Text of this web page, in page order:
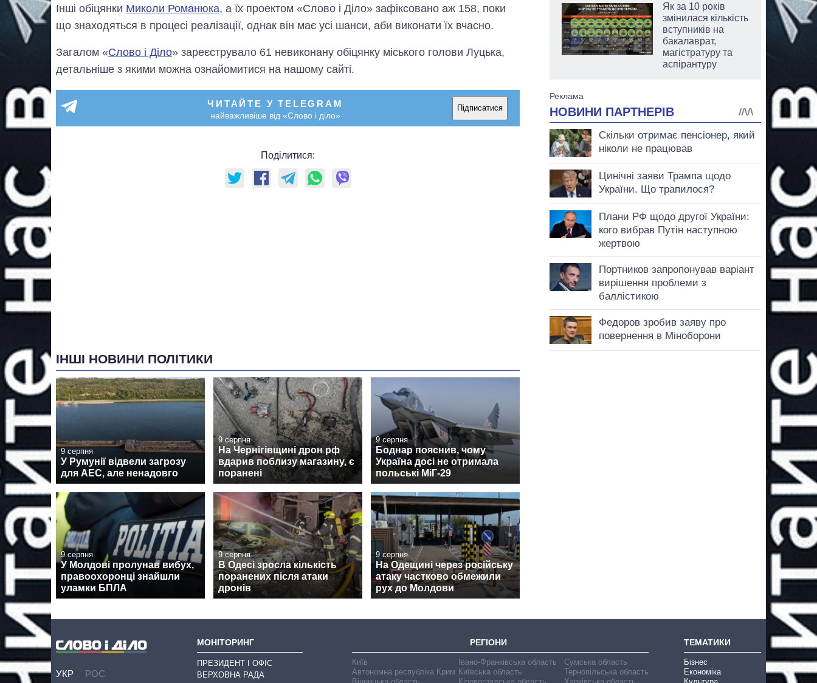
Інші обіцянки Миколи Романюка, а їх проектом «Слово і Діло» зафіксовано аж 158, поки
що знаходяться в процесі реалізації, однак він має усі шанси, аби виконати їх вчасно.
Загалом «Слово і Діло» зареєструвало 61 невиконану обіцянку міського голови Луцька,
детальніше з якими можна ознайомитися на нашому сайті.
ЧИТАЙТЕ У TELEGRAM
найважливіше від «Слово і діло»
Підписатися
Поділитися:
ІНШІ НОВИНИ ПОЛІТИКИ
9 серпня
У Румунії відвели загрозу
для АЕС, але ненадовго
9 серпня
На Чернігівщині дрон рф
вдарив поблизу магазину, є
поранені
9 серпня
Боднар пояснив, чому
Україна досі не отримала
польські МіГ-29
9 серпня
У Молдові пролунав вибух,
правоохоронці знайшли
уламки БПЛА
9 серпня
В Одесі зросла кількість
поранених після атаки
дронів
9 серпня
На Одещині через російську
атаку частково обмежили
рух до Молдови
Дефіцит пам’яті:
чипи за останні
прогнозують на
Як за 10 років
змінилася кількість
вступників на
бакалаврат,
магістратуру та
аспірантуру
УКР РОС
МОНІТОРИНГ
ПРЕЗИДЕНТ І ОФІС
ВЕРХОВНА РАДА
РЕГІОНИ
Київ
Автономна республіка Крим
Івано-Франківська область
Київська область
Сумська область
Тернопільська область
ТЕМАТИКИ
Бізнес
Економіка